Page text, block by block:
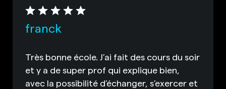
franck
Très bonne école. J’ai fait des cours du soir
et y a de super prof qui explique bien,
avec la possibilité d’échanger, s’exercer et